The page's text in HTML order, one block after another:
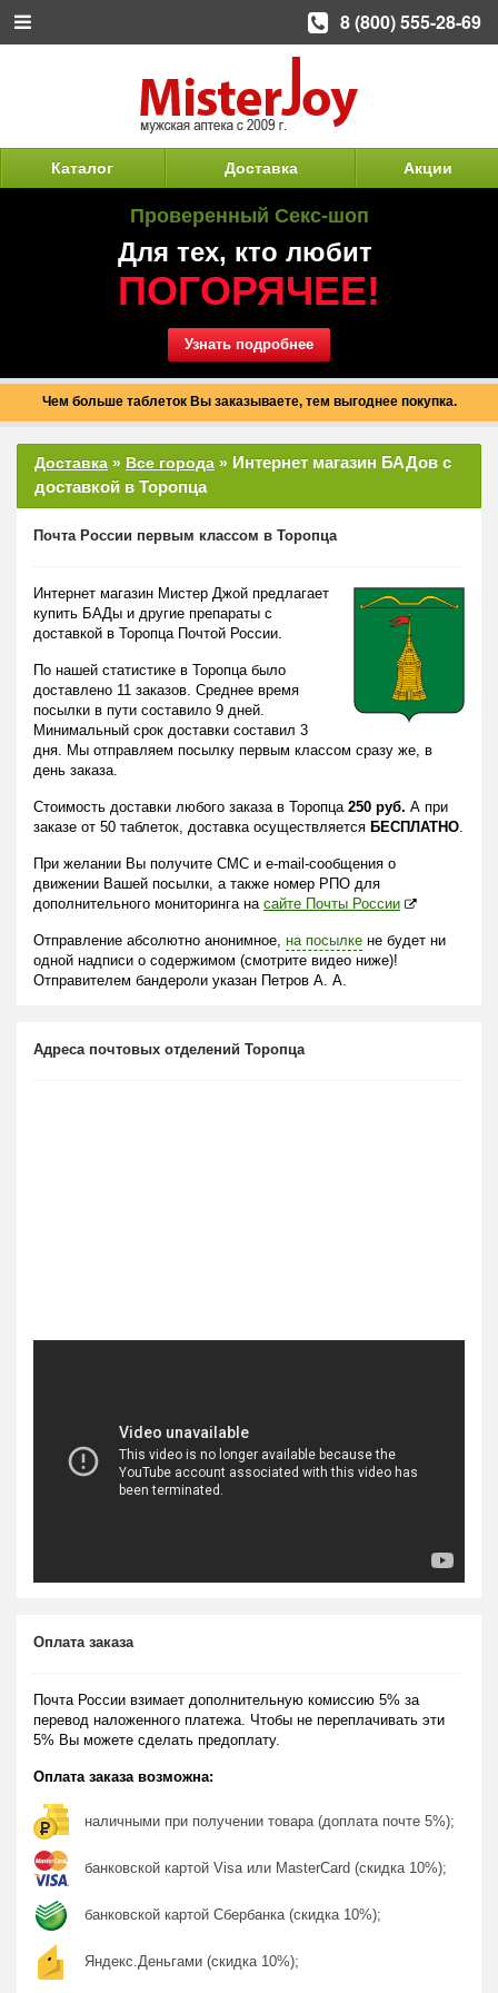
Каталог Доставка Акции
Проверенный Секс-шоп
Для тех, кто любит
ПОГОРЯЧЕЕ!
Узнать подробнее
Чем больше таблеток Вы заказываете, тем выгоднее покупка.
Доставка » Все города » Интернет магазин БАДов с
доставкой в Торопца
Почта России первым классом в Торопца
Интернет магазин Мистер Джой предлагает
купить БАДы и другие препараты с
доставкой в Торопца Почтой России.
По нашей статистике в Торопца было
доставлено 11 заказов. Среднее время
посылки в пути составило 9 дней.
Минимальный срок доставки составил 3
дня. Мы отправляем посылку первым классом сразу же, в
день заказа.
Стоимость доставки любого заказа в Торопца 250 руб. А при
заказе от 50 таблеток, доставка осуществляется БЕСПЛАТНО.
При желании Вы получите СМС и e-mail-сообщения о
движении Вашей посылки, а также номер РПО для
дополнительного мониторинга на сайте Почты России
Отправление абсолютно анонимное, на посылке не будет ни
одной надписи о содержимом (смотрите видео ниже)!
Отправителем бандероли указан Петров А. А.
Адреса почтовых отделений Торопца
Оплата заказа
Почта России взимает дополнительную комиссию 5% за
перевод наложенного платежа. Чтобы не переплачивать эти
5% Вы можете сделать предоплату.
Оплата заказа возможна:
наличными при получении товара (доплата почте 5%);
банковской картой Visa или MasterCard (скидка 10%);
банковской картой Сбербанка (скидка 10%);
Яндекс.Деньгами (скидка 10%);
8 (800) 555-28-69